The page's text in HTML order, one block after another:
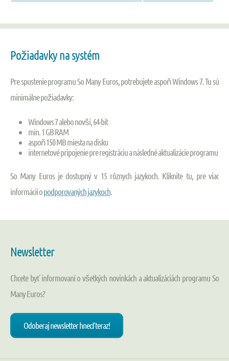
Požiadavky na systém
Pre spustenie programu So Many Euros, potrebujete aspoň Windows 7. Tu sú
minimálne požiadavky:
Windows 7 alebo novší, 64-bit
min. 1 GB RAM
aspoň 150 MB miesta na disku
internetové pripojenie pre registráciu a následné aktualizácie programu
So Many Euros je dostupný v 15 rôznych jazykoch. Kliknite tu, pre viac
informácií opodporovaných jazykoch.
Newsletter
Chcete byť informovaní o všetkých novinkách a aktualizáciách programu So
Many Euros?
Odoberaj newsletter hneď teraz!